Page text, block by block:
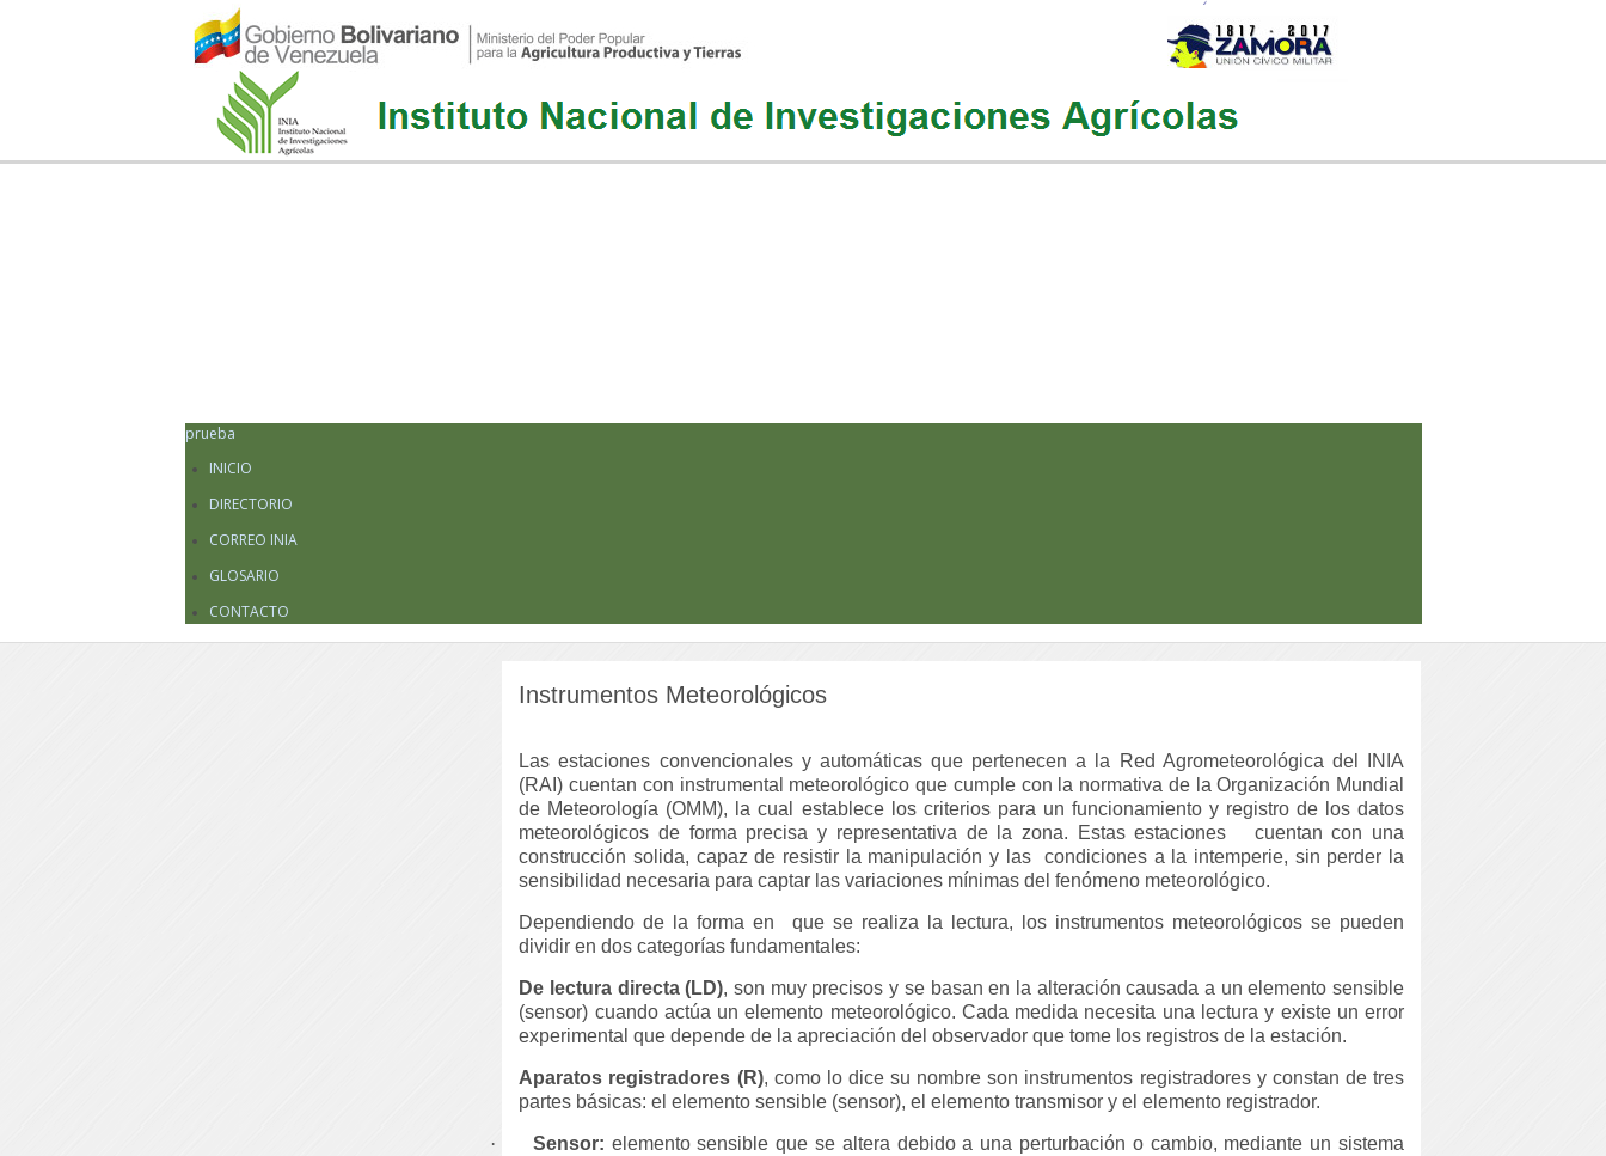
prueba
INICIO
DIRECTORIO
CORREO INIA
GLOSARIO
CONTACTO
Instrumentos Meteorológicos
Las estaciones convencionales y automáticas que pertenecen a la Red Agrometeorológica del INIA
(RAI) cuentan con instrumental meteorológico que cumple con la normativa de la Organización Mundial
de Meteorología (OMM), la cual establece los criterios para un funcionamiento y registro de los datos
meteorológicos de forma precisa y representativa de la zona. Estas estaciones
cuentan con una
construcción solida, capaz de resistir la manipulación y las
condiciones a la intemperie, sin perder la
sensibilidad necesaria para captar las variaciones mínimas del fenómeno meteorológico.
Dependiendo de la forma en
que se realiza la lectura, los instrumentos meteorológicos se pueden
dividir en dos categorías fundamentales:
De lectura directa (LD), son muy precisos y se basan en la alteración causada a un elemento sensible
(sensor) cuando actúa un elemento meteorológico. Cada medida necesita una lectura y existe un error
experimental que depende de la apreciación del observador que tome los registros de la estación.
Aparatos registradores (R), como lo dice su nombre son instrumentos registradores y constan de tres
partes básicas: el elemento sensible (sensor), el elemento transmisor y el elemento registrador.
· Sensor: elemento sensible que se altera debido a una perturbación o cambio, mediante un sistema